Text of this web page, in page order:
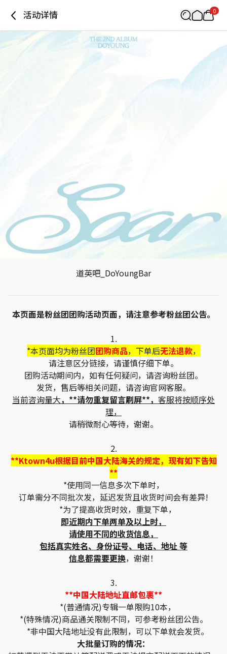
活动详情 0
道英吧_DoYoungBar
本页面是粉丝团团购活动页面，请注意参考粉丝团公告。
1.
*本页面均为粉丝团团购商品，下单后无法退款，
请注意区分链接，请谨慎仔细下单。
团购活动期间内，如有任何疑问，请咨询粉丝团。
发货，售后等相关问题，请咨询官网客服。
当前咨询量大，**请勿重复留言刷屏**， 客服将按顺序处
理，
请稍微耐心等待，谢谢。
2.
**Ktown4u根据目前中国大陆海关的规定，现有如下告知
**
*使用同一信息多次下单时，
订单需分不同批次发，延迟发货且收货时间会有差异!
*为了提高收货时效，重复下单，
即近期内下单两单及以上时，
请使用不同的收货信息，
包括真实姓名、身份证号、电话、地址 等
信息都需要更换，谢谢！
3.
**中国大陆地址直邮包裹**
*(普通情况)专辑一单限购10本，
*(特殊情况)商品通关限制不同，可参考粉丝团公告。
*非中国大陆地址没有此限制，可以下单就会发货。
大批量订购的情况：